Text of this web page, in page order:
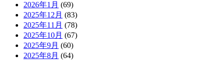
2026年1月 (69)
2025年12月 (83)
2025年11月 (78)
2025年10月 (67)
2025年9月 (60)
2025年8月 (64)